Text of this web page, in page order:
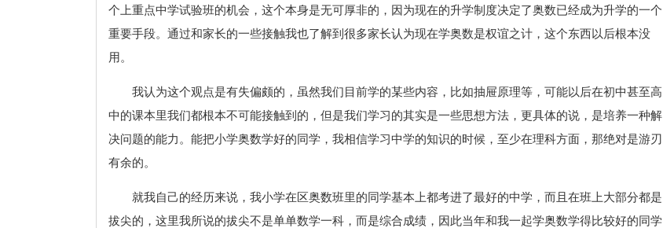
个上重点中学试验班的机会，这个本身是无可厚非的，因为现在的升学制度决定了奥数已经成为升学的一个
重要手段。通过和家长的一些接触我也了解到很多家长认为现在学奥数是权谊之计，这个东西以后根本没
用。
我认为这个观点是有失偏颇的，虽然我们目前学的某些内容，比如抽屉原理等，可能以后在初中甚至高
中的课本里我们都根本不可能接触到的，但是我们学习的其实是一些思想方法，更具体的说，是培养一种解
决问题的能力。能把小学奥数学好的同学，我相信学习中学的知识的时候，至少在理科方面，那绝对是游刃
有余的。
就我自己的经历来说，我小学在区奥数班里的同学基本上都考进了最好的中学，而且在班上大部分都是
拔尖的，这里我所说的拔尖不是单单数学一科，而是综合成绩，因此当年和我一起学奥数学得比较好的同学